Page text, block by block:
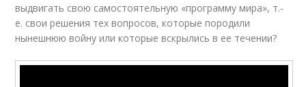
выдвигать свою самостоятельную «программу мира», т.-
е. свои решения тех вопросов, которые породили
нынешнюю войну или которые вскрылись в ее течении?